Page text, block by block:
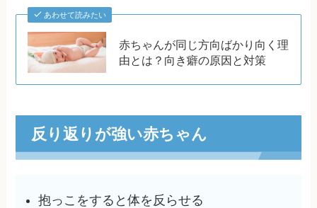
あわせて読みたい
赤ちゃんが同じ方向ばかり向く理
由とは？向き癖の原因と対策
反り返りが強い赤ちゃん
抱っこをすると体を反らせる